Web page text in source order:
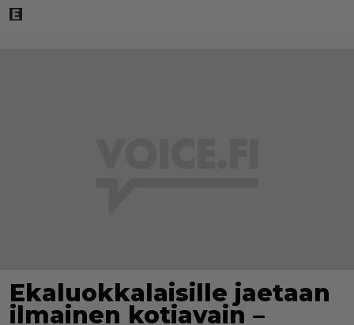
Ekaluokkalaisille jaetaan
ilmainen kotiavain –